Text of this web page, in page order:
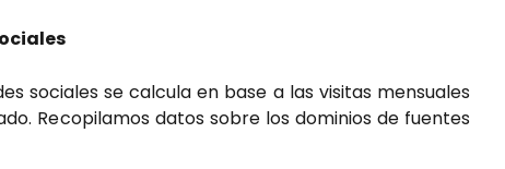
sociales se calcula en base a las visitas mensuales
Recopilamos datos sobre los dominios de fuentes